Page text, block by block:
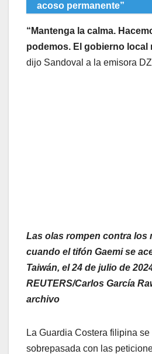
acoso permanente”
“Mantenga la calma.
podemos. El gobierno local
dijo Sandoval a la emisora
Las olas rompen contra los
cuando el tifón Gaemi se
Taiwán, el 24 de julio de
REUTERS/Carlos García
archivo
La Guardia Costera filipina
sobrepasada con las